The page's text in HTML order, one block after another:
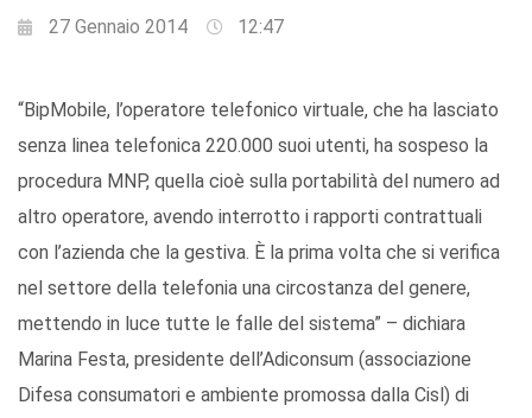
27 Gennaio 2014 12:47
“BipMobile, l’operatore telefonico virtuale, che ha lasciato
senza linea telefonica 220.000 suoi utenti, ha sospeso la
procedura MNP, quella cioè sulla portabilità del numero ad
altro operatore, avendo interrotto i rapporti contrattuali
con l’azienda che la gestiva. È la prima volta che si verifica
nel settore della telefonia una circostanza del genere,
mettendo in luce tutte le falle del sistema” – dichiara
Marina Festa, presidente dell’Adiconsum (associazione
Difesa consumatori e ambiente promossa dalla Cisl) di